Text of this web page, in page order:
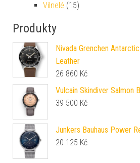
Vilnelé (15)
Produkty
Nivada Grenchen
Leather
26 860 Kč
Vulcain Skindiver Salmon
39 500 Kč
Junkers Bauhaus Power
20 125 Kč